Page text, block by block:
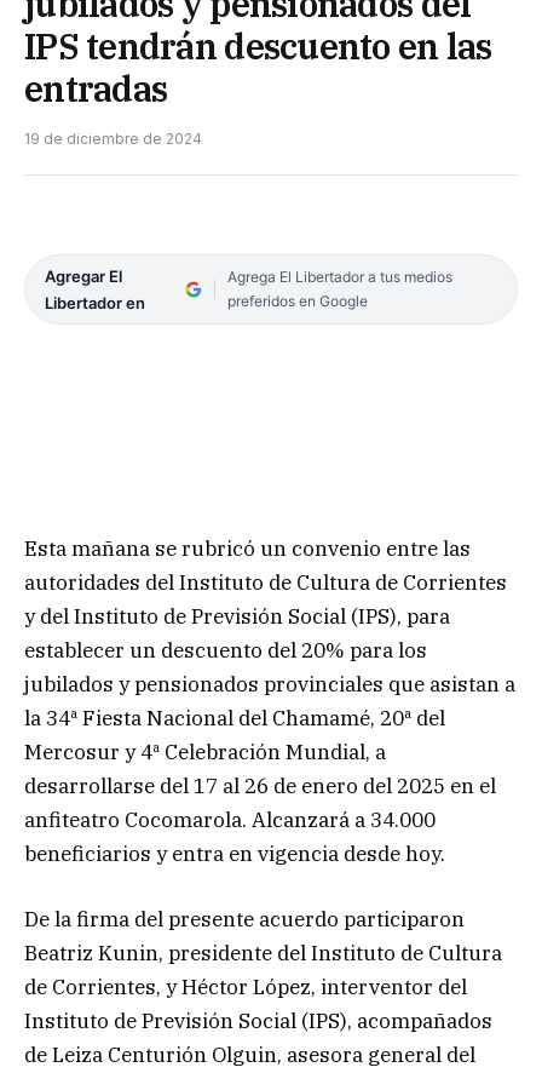
IPS tendrán descuento en las
entradas
19 de diciembre de 2024
Agregar El
Libertador en
Agrega El Libertador a tus medios
preferidos en Google
Esta mañana se rubricó un convenio entre las
autoridades del Instituto de Cultura de Corrientes
y del Instituto de Previsión Social (IPS), para
establecer un descuento del 20% para los
jubilados y pensionados provinciales que asistan a
la 34ª Fiesta Nacional del Chamamé, 20ª del
Mercosur y 4ª Celebración Mundial, a
desarrollarse del 17 al 26 de enero del 2025 en el
anfiteatro Cocomarola. Alcanzará a 34.000
beneficiarios y entra en vigencia desde hoy.
De la firma del presente acuerdo participaron
Beatriz Kunin, presidente del Instituto de Cultura
de Corrientes, y Héctor López, interventor del
Instituto de Previsión Social (IPS), acompañados
de Leiza Centurión Olguin, asesora general del